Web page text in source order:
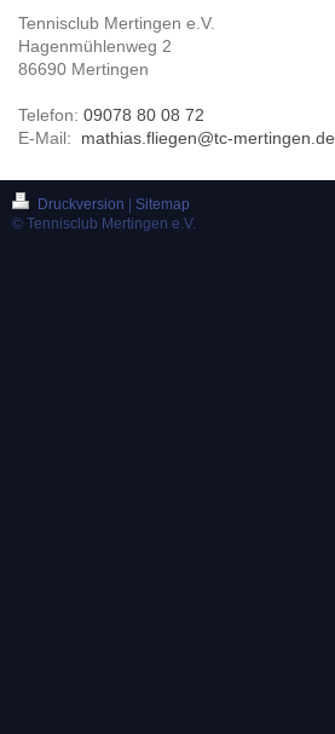
Tennisclub Mertingen e.V.
Hagenmühlenweg 2
86690 Mertingen
Telefon: 09078 80 08 72
E-Mail: mathias.fliegen@tc-mertingen.de
Druckversion
Sitemap
© Tennisclub Mertingen e.V.